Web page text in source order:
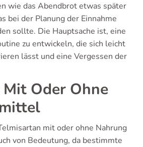
wie das Abendbrot etwas später
bei der Planung der Einnahme
sollte. Die Hauptsache ist, eine
zu entwickeln, die sich leicht
lässt und eine Vergessen der
Mit Oder Ohne
mit oder ohne Nahrung
von Bedeutung, da bestimmte